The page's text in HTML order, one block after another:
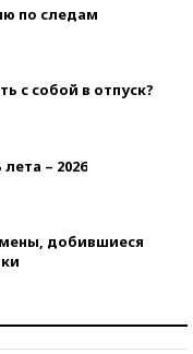
по следам
с собой в отпуск?
– 2026
добившиеся